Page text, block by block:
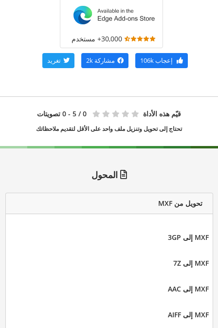
30,000+ مستخدم
إعجاب106k مشاركة 2k تغريد
قيّم هذه الأداة 0 / 5 - 0 تصويتات
تحتاج إلى تحويل وتنزيل ملف واحد على الأقل لتقديم ملاحظاتك
المحول
تحويل من MXF
MXF إلى 3GP
MXF إلى 7Z
MXF إلى AAC
MXF إلى AIFF